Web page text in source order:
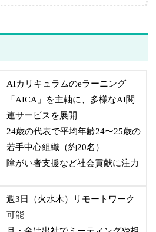
AIカリキュラムのeラーニング
「AICA」を主軸に、多様なAI関
連サービスを展開
24歳の代表で平均年齢24〜25歳の
若手中心組織（約20名）
障がい者支援など社会貢献に注力
週3日（火水木）リモートワーク
可能